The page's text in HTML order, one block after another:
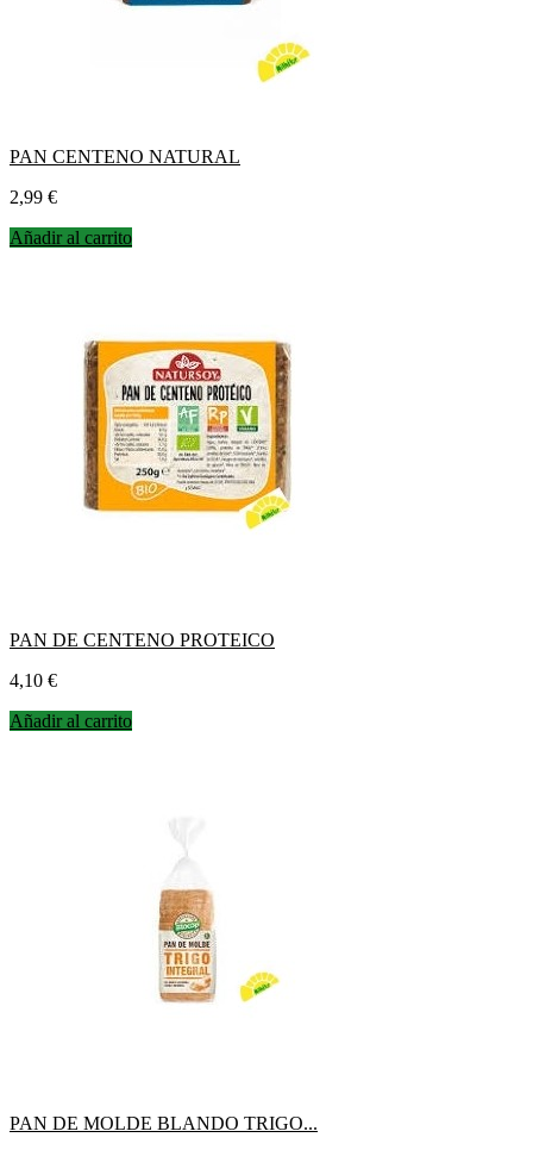
PAN CENTENO NATURAL
Precio
2,99 €
Añadir al carrito
PAN DE CENTENO PROTEICO
Precio
4,10 €
Añadir al carrito
PAN DE MOLDE BLANDO TRIGO...